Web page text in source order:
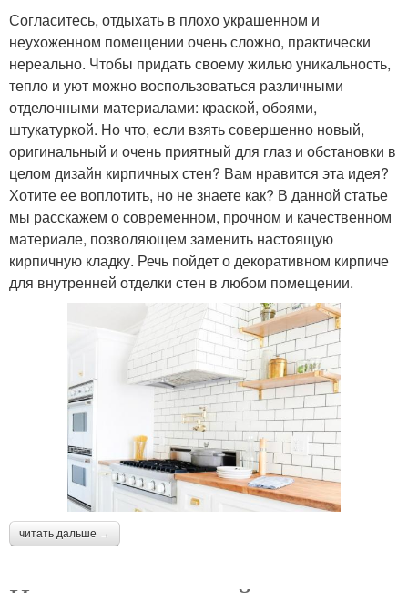
Согласитесь, отдыхать в плохо украшенном и
неухоженном помещении очень сложно, практически
нереально. Чтобы придать своему жилью уникальность,
тепло и уют можно воспользоваться различными
отделочными материалами: краской, обоями,
штукатуркой. Но что, если взять совершенно новый,
оригинальный и очень приятный для глаз и обстановки в
целом дизайн кирпичных стен? Вам нравится эта идея?
Хотите ее воплотить, но не знаете как? В данной статье
мы расскажем о современном, прочном и качественном
материале, позволяющем заменить настоящую
кирпичную кладку. Речь пойдет о декоративном кирпиче
для внутренней отделки стен в любом помещении.
читать дальше →